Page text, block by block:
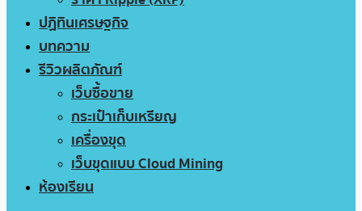
ปฏิทินเศรษฐกิจ
บทความ
รีวิวผลิตภัณฑ์
เว็บซื้อขาย
กระเป๋าเก็บเหรียญ
เครื่องขุด
เว็บขุดแบบ Cloud Mining
ห้องเรียน